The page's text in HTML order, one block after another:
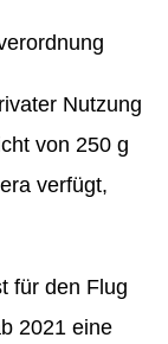
Nutzung
von 250 g
verfügt,
für den Flug
2021 eine